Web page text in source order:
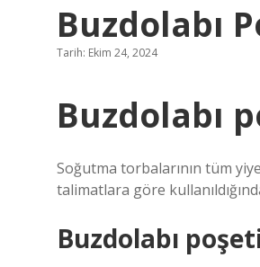
Buzdolabı
Tarih: Ekim 24, 2024
Buzdolabı
Soğutma torbalarının tüm
talimatlara göre
Buzdolabı